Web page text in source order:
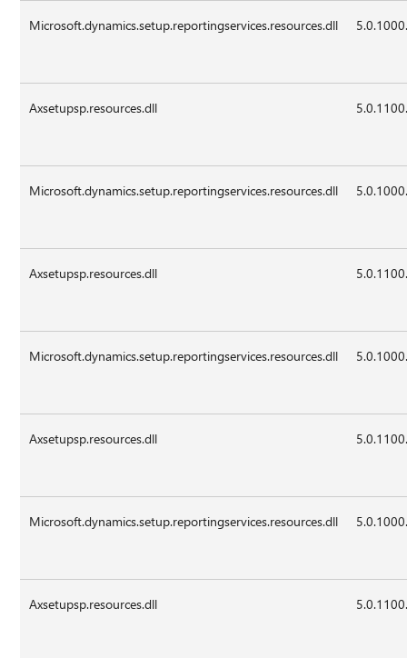
Microsoft.dynamics.setup.reportingservices.resources.dll
Axsetupsp.resources.dll
Microsoft.dynamics.setup.reportingservices.resources.dll
Axsetupsp.resources.dll
Microsoft.dynamics.setup.reportingservices.resources.dll
Axsetupsp.resources.dll
Microsoft.dynamics.setup.reportingservices.resources.dll
Axsetupsp.resources.dll